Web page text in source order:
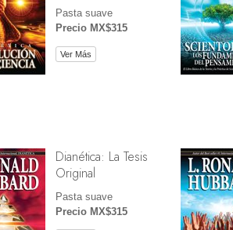
Pasta suave
Precio MX$315
Ver Más
Dianética: La Tesis
Original
Pasta suave
Precio MX$315